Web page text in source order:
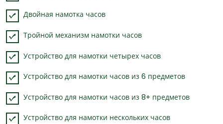
Двойная намотка часов
Тройной механизм намотки часов
Устройство для намотки четырех часов
Устройство для намотки часов из 6 предметов
Устройство для намотки часов из 8+ предметов
Устройство для намотки нескольких часов